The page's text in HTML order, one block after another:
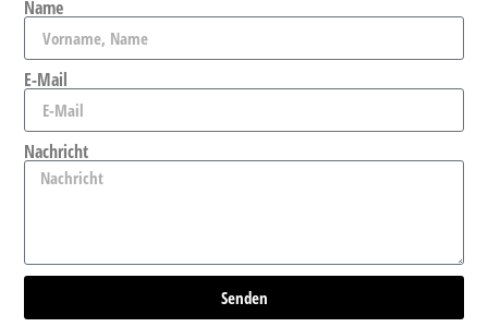
Name
E-Mail
Nachricht
Senden